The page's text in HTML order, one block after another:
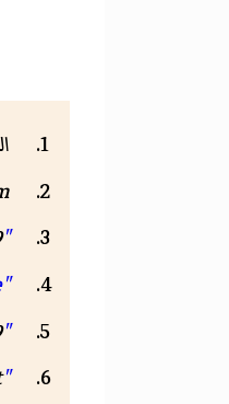
"Saw SDCC 09: Kindest Cut Gameplay [HD]"
"Saw Company Line"
"Saw – Survival Gameplay"
"E3 2009: Five Minutes of Saw Gameplay"